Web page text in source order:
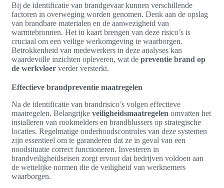
Bij de identificatie van brandgevaar kunnen verschillende
factoren in overweging worden genomen. Denk aan de opslag
van brandbare materialen en de aanwezigheid van
warmtebronnen. Het in kaart brengen van deze risico’s is
cruciaal om een veilige werkomgeving te waarborgen.
Betrokkenheid van medewerkers in deze analyses kan
waardevolle inzichten opleveren, wat de preventie brand op
de werkvloer verder versterkt.
Effectieve brandpreventie maatregelen
Na de identificatie van brandrisico’s volgen effectieve
maatregelen. Belangrijke veiligheidsmaatregelen omvatten het
installeren van rookmelders en brandblussers op strategische
locaties. Regelmatige onderhoudscontroles van deze systemen
zijn essentieel om te garanderen dat ze in geval van een
noodsituatie correct functioneren. Investeren in
brandveiligheidseisen zorgt ervoor dat bedrijven voldoen aan
de wettelijke normen die de veiligheid van werknemers
waarborgen.